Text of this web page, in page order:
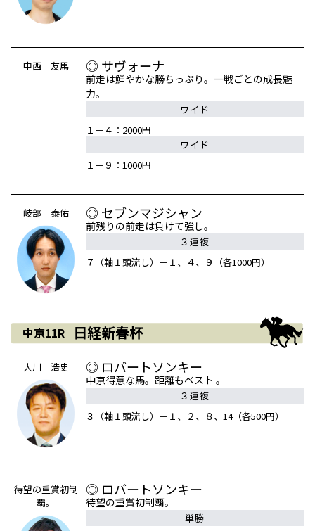
中西 友馬 ◎ サヴォーナ
前走は鮮やかな勝ちっぷり。一戦ごとの成長魅
力。
ワイド
１－４：2000円
ワイド
１－９：1000円
岐部 泰佑 ◎ セブンマジシャン
前残りの前走は負けて強し。
３連複
７（軸１頭流し）－１、４、９（各1000円）
中京11R 日経新春杯
大川 浩史 ◎ ロバートソンキー
中京得意な馬。距離もベスト 。
３連複
３（軸１頭流し）－１、２、８、14（各500円）
待望の重賞初制
覇。
◎ ロバートソンキー
待望の重賞初制覇。
単勝